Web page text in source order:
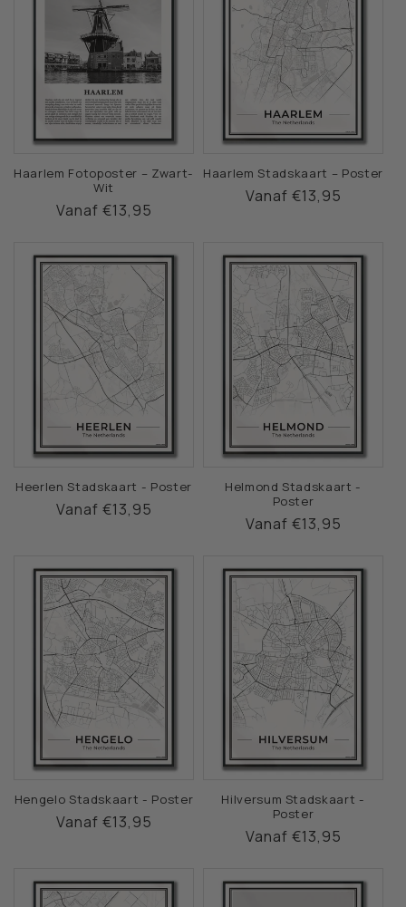
Haarlem Fotoposter – Zwart-
Wit
Normale
Vanaf €13,95
Haarlem Stadskaart – Poster
Normale
Vanaf €13,95
Heerlen Stadskaart - Poster
Normale
Vanaf €13,95
Helmond Stadskaart -
Poster
Normale
Vanaf €13,95
Hengelo Stadskaart - Poster
Normale
Vanaf €13,95
Hilversum Stadskaart -
Poster
Normale
Vanaf €13,95